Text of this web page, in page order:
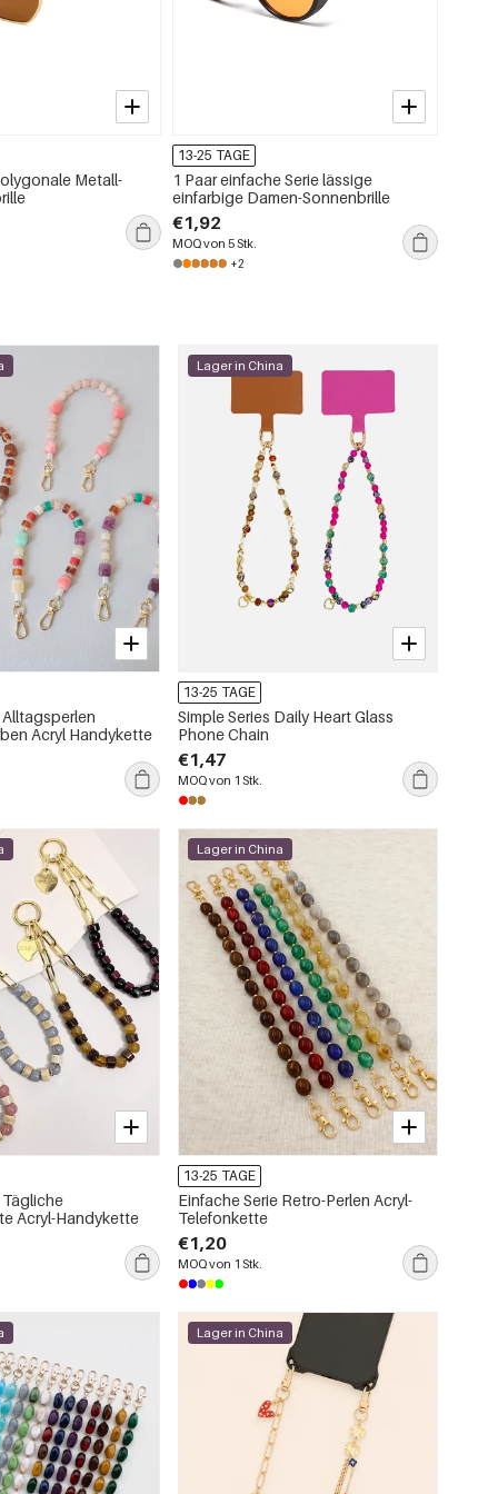
Metall-
13-25 TAGE
1 Paar einfache Serie lässige
einfarbige Damen-Sonnenbrille
€1,92
MOQ von 5 Stk.
+2
Alltagsperlen
Acryl Handykette
Lager in China
13-25 TAGE
Simple Series Daily Heart Glass
Phone Chain
€1,47
MOQ von 1 Stk.
Tägliche
Acryl-Handykette
Lager in China
13-25 TAGE
Einfache Serie Retro-Perlen Acryl-
Telefonkette
€1,20
MOQ von 1 Stk.
Lager in China